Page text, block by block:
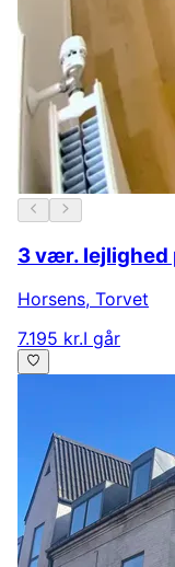
3 vær. lejlighed
Horsens, Torvet
7.195 kr.I går